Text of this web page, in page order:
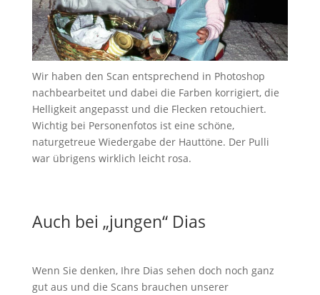
Wir haben den Scan entsprechend in Photoshop
nachbearbeitet und dabei die Farben korrigiert, die
Helligkeit angepasst und die Flecken retouchiert.
Wichtig bei Personenfotos ist eine schöne,
naturgetreue Wiedergabe der Hauttöne. Der Pulli
war übrigens wirklich leicht rosa.
Auch bei „jungen“ Dias
Wenn Sie denken, Ihre Dias sehen doch noch ganz
gut aus und die Scans brauchen unserer